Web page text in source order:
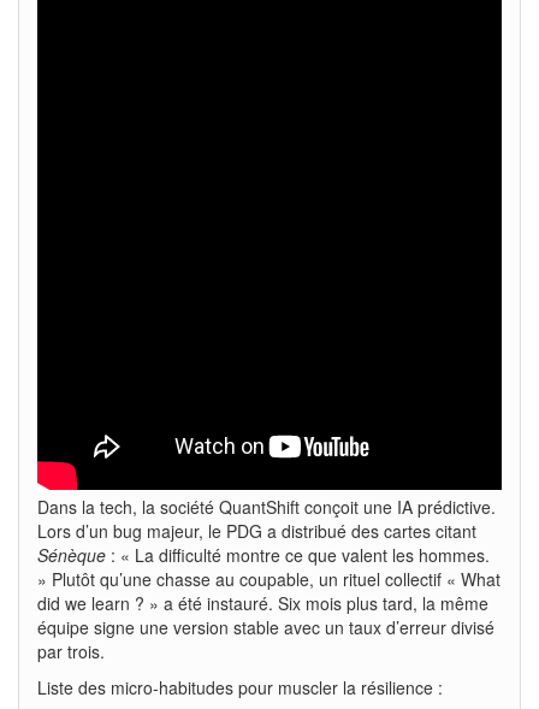
Dans la tech, la société QuantShift conçoit une IA prédictive.
Lors d’un bug majeur, le PDG a distribué des cartes citant
Sénèque : « La difficulté montre ce que valent les hommes.
» Plutôt qu’une chasse au coupable, un rituel collectif « What
did we learn ? » a été instauré. Six mois plus tard, la même
équipe signe une version stable avec un taux d’erreur divisé
par trois.
Liste des micro-habitudes pour muscler la résilience :